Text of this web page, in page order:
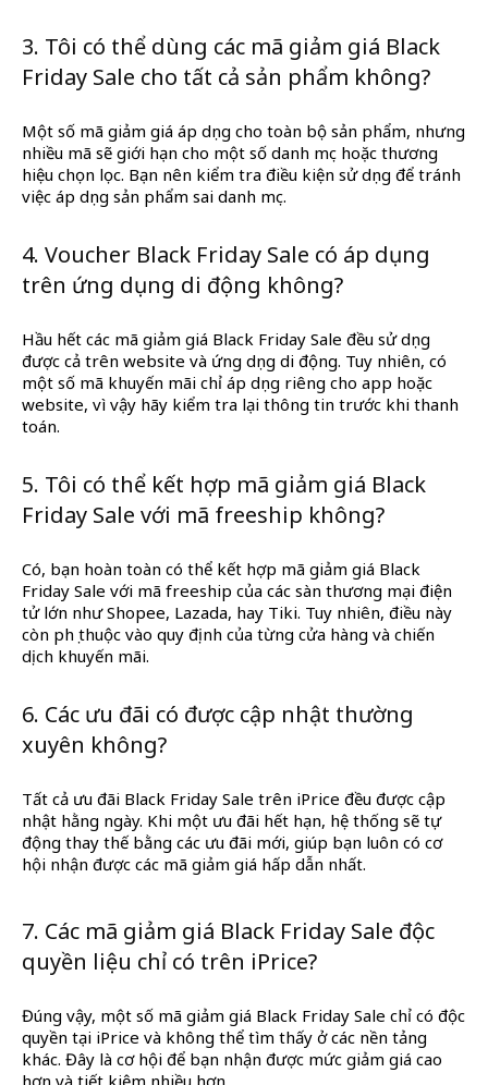
3. Tôi có thể dùng các mã giảm giá Black
Friday Sale cho tất cả sản phẩm không?
Một số mã giảm giá áp dụng cho toàn bộ sản phẩm, nhưng
nhiều mã sẽ giới hạn cho một số danh mục hoặc thương
hiệu chọn lọc. Bạn nên kiểm tra điều kiện sử dụng để tránh
việc áp dụng sản phẩm sai danh mục.
4. Voucher Black Friday Sale có áp dụng
trên ứng dụng di động không?
Hầu hết các mã giảm giá Black Friday Sale đều sử dụng
được cả trên website và ứng dụng di động. Tuy nhiên, có
một số mã khuyến mãi chỉ áp dụng riêng cho app hoặc
website, vì vậy hãy kiểm tra lại thông tin trước khi thanh
toán.
5. Tôi có thể kết hợp mã giảm giá Black
Friday Sale với mã freeship không?
Có, bạn hoàn toàn có thể kết hợp mã giảm giá Black
Friday Sale với mã freeship của các sàn thương mại điện
tử lớn như Shopee, Lazada, hay Tiki. Tuy nhiên, điều này
còn phụ thuộc vào quy định của từng cửa hàng và chiến
dịch khuyến mãi.
6. Các ưu đãi có được cập nhật thường
xuyên không?
Tất cả ưu đãi Black Friday Sale trên iPrice đều được cập
nhật hằng ngày. Khi một ưu đãi hết hạn, hệ thống sẽ tự
động thay thế bằng các ưu đãi mới, giúp bạn luôn có cơ
hội nhận được các mã giảm giá hấp dẫn nhất.
7. Các mã giảm giá Black Friday Sale độc
quyền liệu chỉ có trên iPrice?
Đúng vậy, một số mã giảm giá Black Friday Sale chỉ có độc
quyền tại iPrice và không thể tìm thấy ở các nền tảng
khác. Đây là cơ hội để bạn nhận được mức giảm giá cao
hơn và tiết kiệm nhiều hơn.